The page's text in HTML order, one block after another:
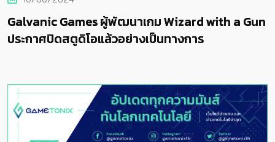
Galvanic Games ผู้พัฒนาเกม Wizard with a Gun
ประกาศปิดสตูดิโอแล้วอย่างเป็นทางการ